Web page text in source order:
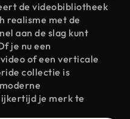
de videobibliotheek
realisme met de
aan de slag kunt
je nu een
of een verticale
collectie is
je merk te